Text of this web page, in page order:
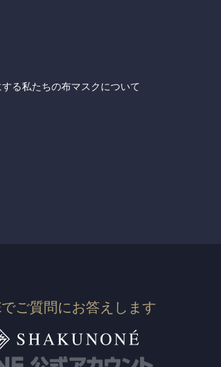
る私たちの布マスクについて
ご質問にお答えします